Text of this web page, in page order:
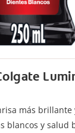
más brillante
blancos y salud